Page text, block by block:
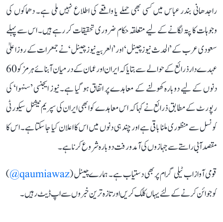
راجدھانی بندر عباس میں کسی بھی حملے یا واقعے کی اطلاع نہیں ملی ہے۔ دھماکوں کی
وجوہات کا پتہ لگانے کے لیے متعلقہ حکام ضروری تحقیقات کر رہے ہیں۔ اس سے پہلے
سعودی عرب کے ’الحدث نیوز چینل‘ اور ’العربیہ نیوز چینل‘ نے جمعرات کے روز اعلیٰ
عہدے دار ذرائع کے حوالے سے بتایا کہ ایران اور عمان کے درمیان آبنائے ہرمز کو 60
دنوں کے لیے دوبارہ کھولنے کے معاہدے پر اتفاق ہو گیا ہے۔ نیوز ایجنسی ’سنہوا‘ کی
رپورٹ کے مطابق ذرائع نے کہا کہ اس معاہدے کو ابھی ایران کی سپریم نیشنل سیکورٹی
کونسل سے منظوری ملنا باقی ہے اور چند ہی دنوں میں اس کا اعلان کیا جا سکتا ہے۔ اس کا
مقصد آبی راستے سے جہازوں کی آمدورفت دوبارہ شروع کرنا ہے۔
قومی آواز اب ٹیلی گرام پر بھی دستیاب ہے۔ ہمارے چینل (qaumiawaz@
)
کو جوائن کرنے کے لئے یہاں کلک کریں اور تازہ ترین خبروں سے اپ ڈیٹ رہیں۔